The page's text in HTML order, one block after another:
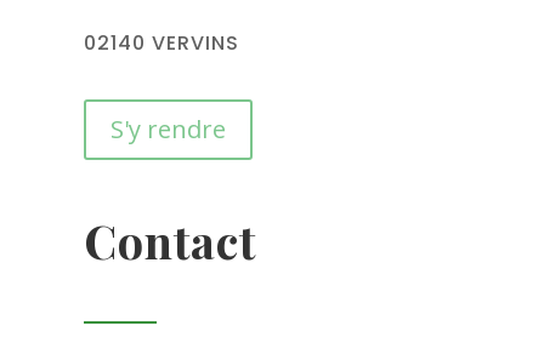
02140 VERVINS
S'y rendre
Contact